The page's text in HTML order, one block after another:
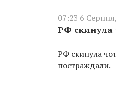
07:23 6
РФ скинула
РФ скинула
постраждали.